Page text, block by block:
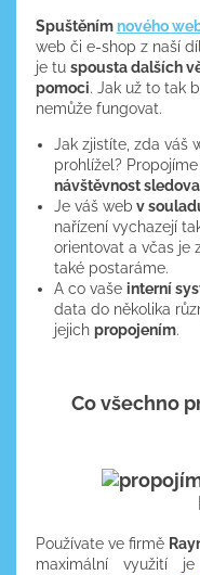
Spuštěnímnového
web či e-shop z naší
je tu spousta dalších
pomoci. Jak už to tak
nemůže fungovat.
Jak zjistíte, zda váš
prohlížel?
návštěvnost
Je váš web v
nařízení vychazejí
orientovat a včas je
také postaráme.
A co vašeinterní
data do několika
jejichpropojením.
Co všechno
Používate ve firmě
maximální využití